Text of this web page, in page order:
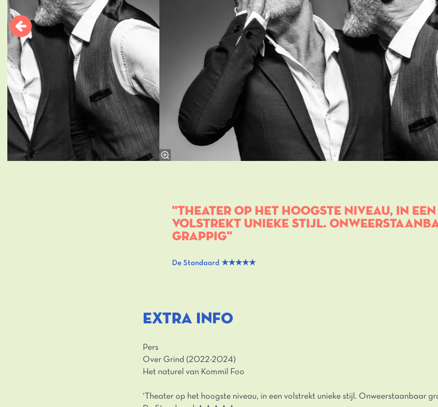
Theater op het hoogste niveau, in een
volstrekt unieke stijl.
grappig
De Standaard ★★★★★
EXTRA INFO
Pers
Over Grind (2022-2024)
Het naturel van Kommil Foo
‘Theater op het hoogste niveau, in een volstrekt unieke stijl. Onweerstaanbaar